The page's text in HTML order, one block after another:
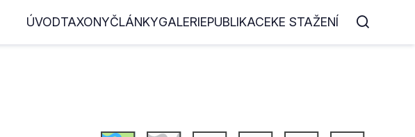
ÚVODTAXONYČLÁNKYGALERIEPUBLIKACEKE STAŽENÍ